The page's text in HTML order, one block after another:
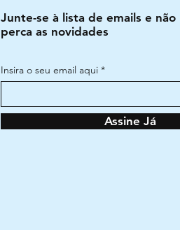
Junte-se à lista de emails e não
perca as novidades
Insira o seu email aqui
Assine Já